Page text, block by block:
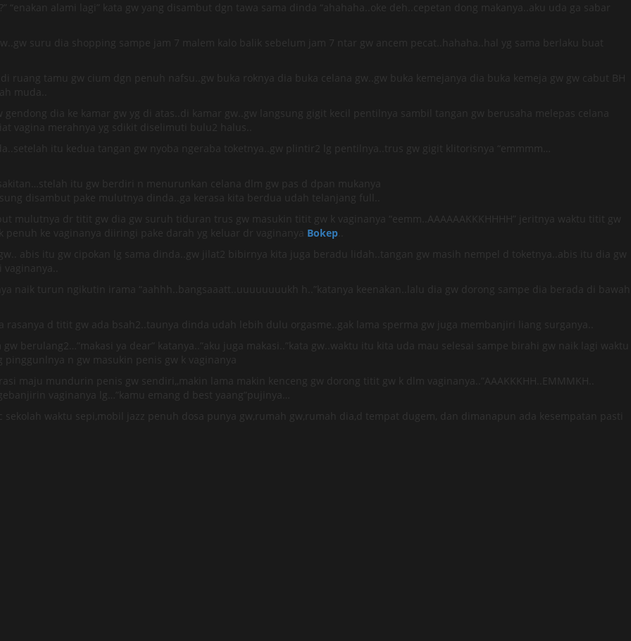
“enakan alami lagi” kata gw yang disambut dgn tawa sama dinda “ahahaha..oke deh..cepetan dong makanya..aku uda ga sabar
suru dia shopping sampe jam 7 malem kalo balik sebelum jam 7 ntar gw ancem pecat..hahaha..hal yg sama berlaku buat
tamu gw cium dgn penuh nafsu..gw buka roknya dia buka celana gw..gw buka kemejanya dia buka kemeja gw gw cabut BH
muda..
dia ke kamar gw yg di atas..di kamar gw..gw langsung gigit kecil pentilnya sambil tangan gw berusaha melepas celana
vagina merahnya yg sdikit diselimuti bulu2 halus..
itu kedua tangan gw nyoba ngeraba toketnya..gw plintir2 lg pentilnya..trus gw gigit klitorisnya “emmmm…
itu gw berdiri n menurunkan celana dlm gw pas d dpan mukanya
disambut pake mulutnya dinda..ga kerasa kita berdua udah telanjang full..
mulutnya dr titit gw dia gw suruh tiduran trus gw masukin titit gw k vaginanya “eemm..AAAAAAKKKHHHH” jeritnya waktu titit gw
ke vaginanya diiringi pake darah yg keluar dr vaginanya Bokep
abis itu gw cipokan lg sama dinda..gw jilat2 bibirnya kita juga beradu lidah..tangan gw masih nempel d toketnya..abis itu dia gw
naik turun ngikutin irama “aahhh..bangsaaatt..uuuuuuuukh h..”katanya keenakan..lalu dia gw dorong sampe dia berada di bawah
d titit gw ada bsah2..taunya dinda udah lebih dulu orgasme..gak lama sperma gw juga membanjiri liang surganya..
berulang2…”makasi ya dear” katanya..”aku juga makasi..”kata gw..waktu itu kita uda mau selesai sampe birahi gw naik lagi waktu
n gw masukin penis gw k vaginanya
maju mundurin penis gw sendiri,,makin lama makin kenceng gw dorong titit gw k dlm vaginanya..”AAAKKKHH..EMMMKH..
vaginanya lg…”kamu emang d best yaang”pujinya…
waktu sepi,mobil jazz penuh dosa punya gw,rumah gw,rumah dia,d tempat dugem, dan dimanapun ada kesempatan pasti